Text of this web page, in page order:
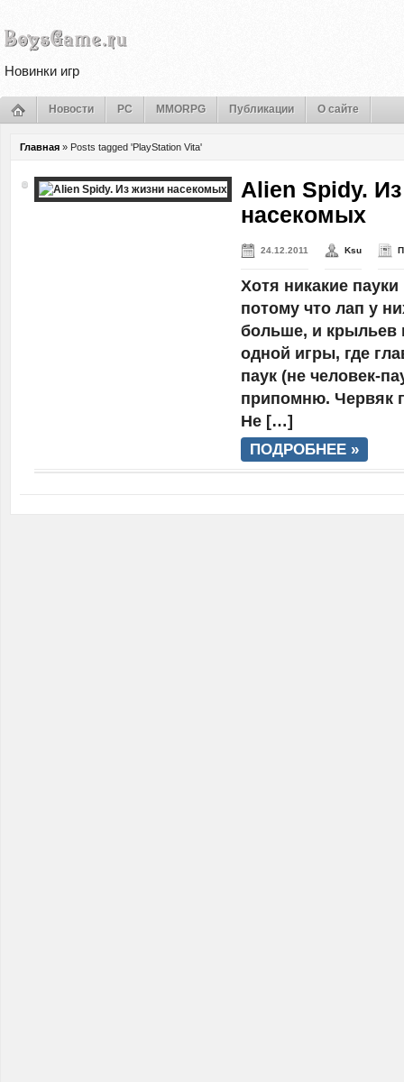
Новинки игр
Новости PC MMORPG Публикации О сайте
Главная » Posts tagged 'PlayStation Vita'
Alien Spidy.
насекомых
24.12.2011 Ksu
Хотя никакие
потому что лап у
больше, и крыльев
одной игры, где
паук (не человек-
припомню. Червяк
Не […]
ПОДРОБНЕЕ »